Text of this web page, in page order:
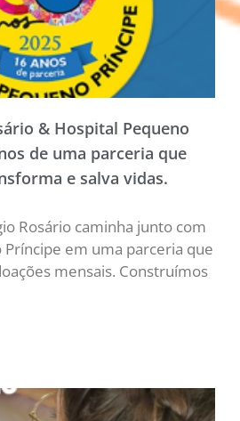
& Hospital Pequeno
de uma parceria que
e salva vidas.
Rosário caminha junto com
em uma parceria que
mensais. Construímos